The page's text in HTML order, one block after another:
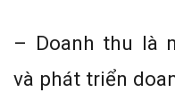
– Doanh thu là
và phát triển